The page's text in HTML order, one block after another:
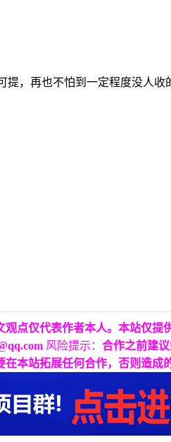
，再也不怕到一定程度没人收
点仅代表作者本人。本站仅
风险提示： 合作之前建
本站拓展任何合作，否则造成